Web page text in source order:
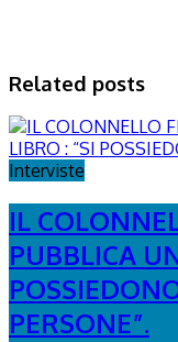
Related posts
Interviste
IL
PUBBLICA
PERSONE”.